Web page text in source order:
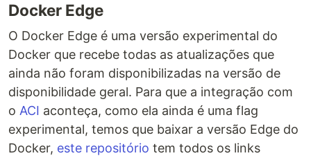
Docker Edge
O Docker Edge é uma versão experimental do
Docker que recebe todas as atualizações que
ainda não foram disponibilizadas na versão de
disponibilidade geral. Para que a integração com
o ACI aconteça, como ela ainda é uma flag
experimental, temos que baixar a versão Edge do
Docker, este repositório tem todos os links